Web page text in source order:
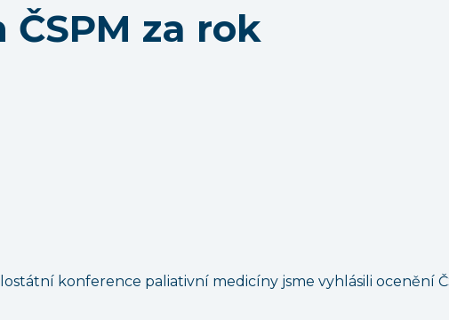
za rok
konference paliativní medicíny jsme vyhlásili ocenění